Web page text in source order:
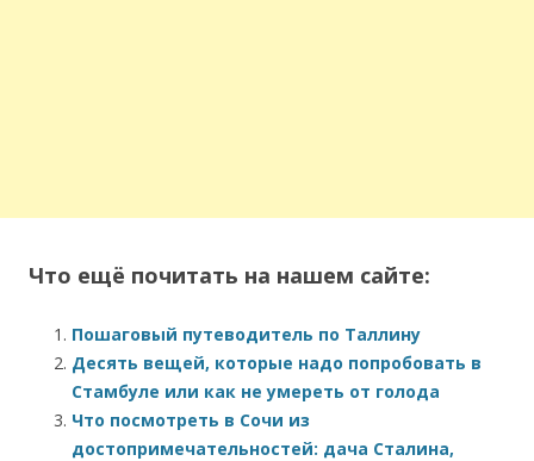
Что ещё почитать на нашем сайте:
Пошаговый путеводитель по Таллину
Десять вещей, которые надо попробовать в
Стамбуле или как не умереть от голода
Что посмотреть в Сочи из
достопримечательностей: дача Сталина,